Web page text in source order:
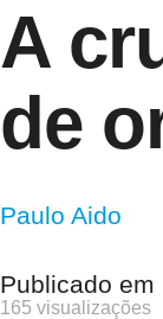
A
de
Paulo Aido
Publicado em
165 visualizações